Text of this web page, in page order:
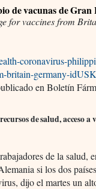
de vacunas de
for vaccines from
coronavirus-
britain-germany-
en Boletín
de salud, acceso a
de la salud,
si los dos
dijo el martes un